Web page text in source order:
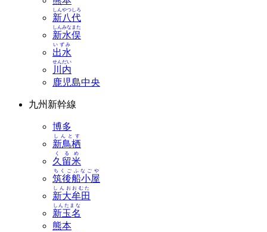
新八代
しんやつしろ
新水俣
しんみなまた
出水
いずみ
川内
せんだい
鹿児島中央
九州新幹線
博多
新鳥栖
しんとす
久留米
くるめ
筑後船小屋
ちくごふなごや
新大牟田
しんおおむた
新玉名
しんたまな
熊本